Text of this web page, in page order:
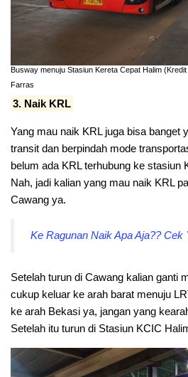
Busway menuju Stasiun Kereta Cepat Halim
Farras
3. Naik KRL
Yang mau naik KRL juga bisa banget
transit dan berpindah mode
belum ada KRL terhubung ke stasiun
Nah, jadi kalian yang mau naik KRL
Cawang ya.
Ke Ragunan Naik Apa Aja?? Cek
Setelah turun di Cawang kalian ganti
cukup keluar ke arah barat menuju
ke arah Bekasi ya, jangan yang
Setelah itu turun di Stasiun KCIC